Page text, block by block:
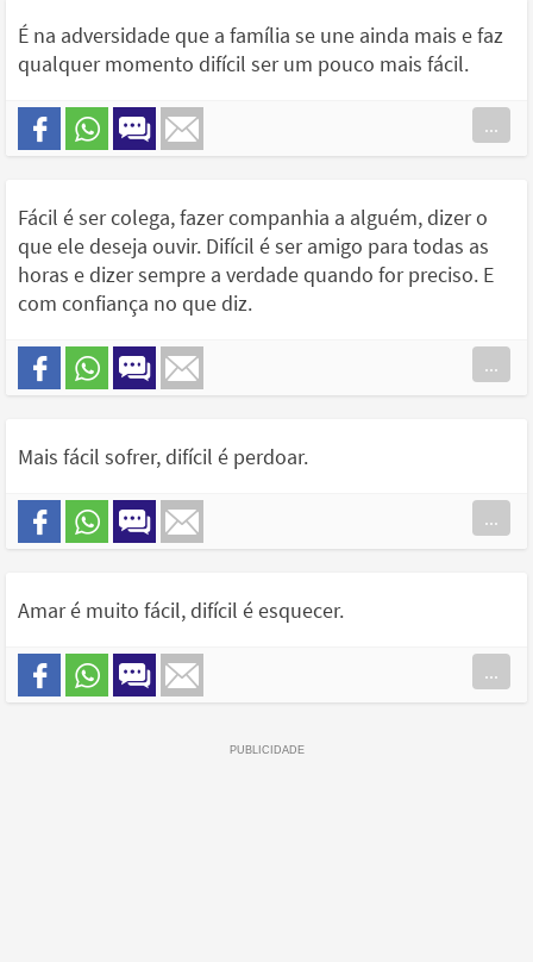
É na adversidade que a família se une ainda mais e faz
qualquer momento difícil ser um pouco mais fácil.
...
Fácil é ser colega, fazer companhia a alguém, dizer o
que ele deseja ouvir. Difícil é ser amigo para todas as
horas e dizer sempre a verdade quando for preciso. E
com confiança no que diz.
...
Mais fácil sofrer, difícil é perdoar.
...
Amar é muito fácil, difícil é esquecer.
...